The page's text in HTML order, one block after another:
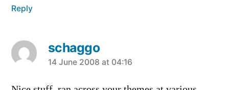
Reply
schaggo
says:
14 June 2008 at 04:16